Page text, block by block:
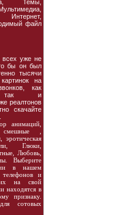
Темы,
файл
уже не
бы он был
тысячи
на
как
так и
реалтонов
скачайте
анимаций,
,
эротическая
Глюки,
Любовь,
Выберите
в нашем
телефонов и
их на свой
находятся в
признаку.
сотовых